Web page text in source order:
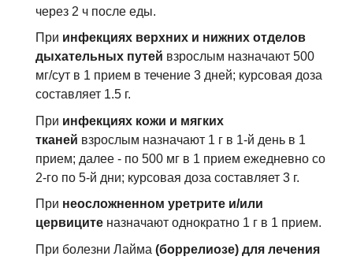
через 2 ч после еды.
При инфекциях верхних и нижних отделов
дыхательных путей взрослым назначают 500
мг/сут в 1 прием в течение 3 дней; курсовая доза
составляет 1.5 г.
При инфекциях кожи и мягких
тканей взрослым назначают 1 г в 1-й день в 1
прием; далее - по 500 мг в 1 прием ежедневно со
2-го по 5-й дни; курсовая доза составляет 3 г.
При неосложненном уретрите и/или
цервиците назначают однократно 1 г в 1 прием.
При болезни Лайма (боррелиозе) для лечения